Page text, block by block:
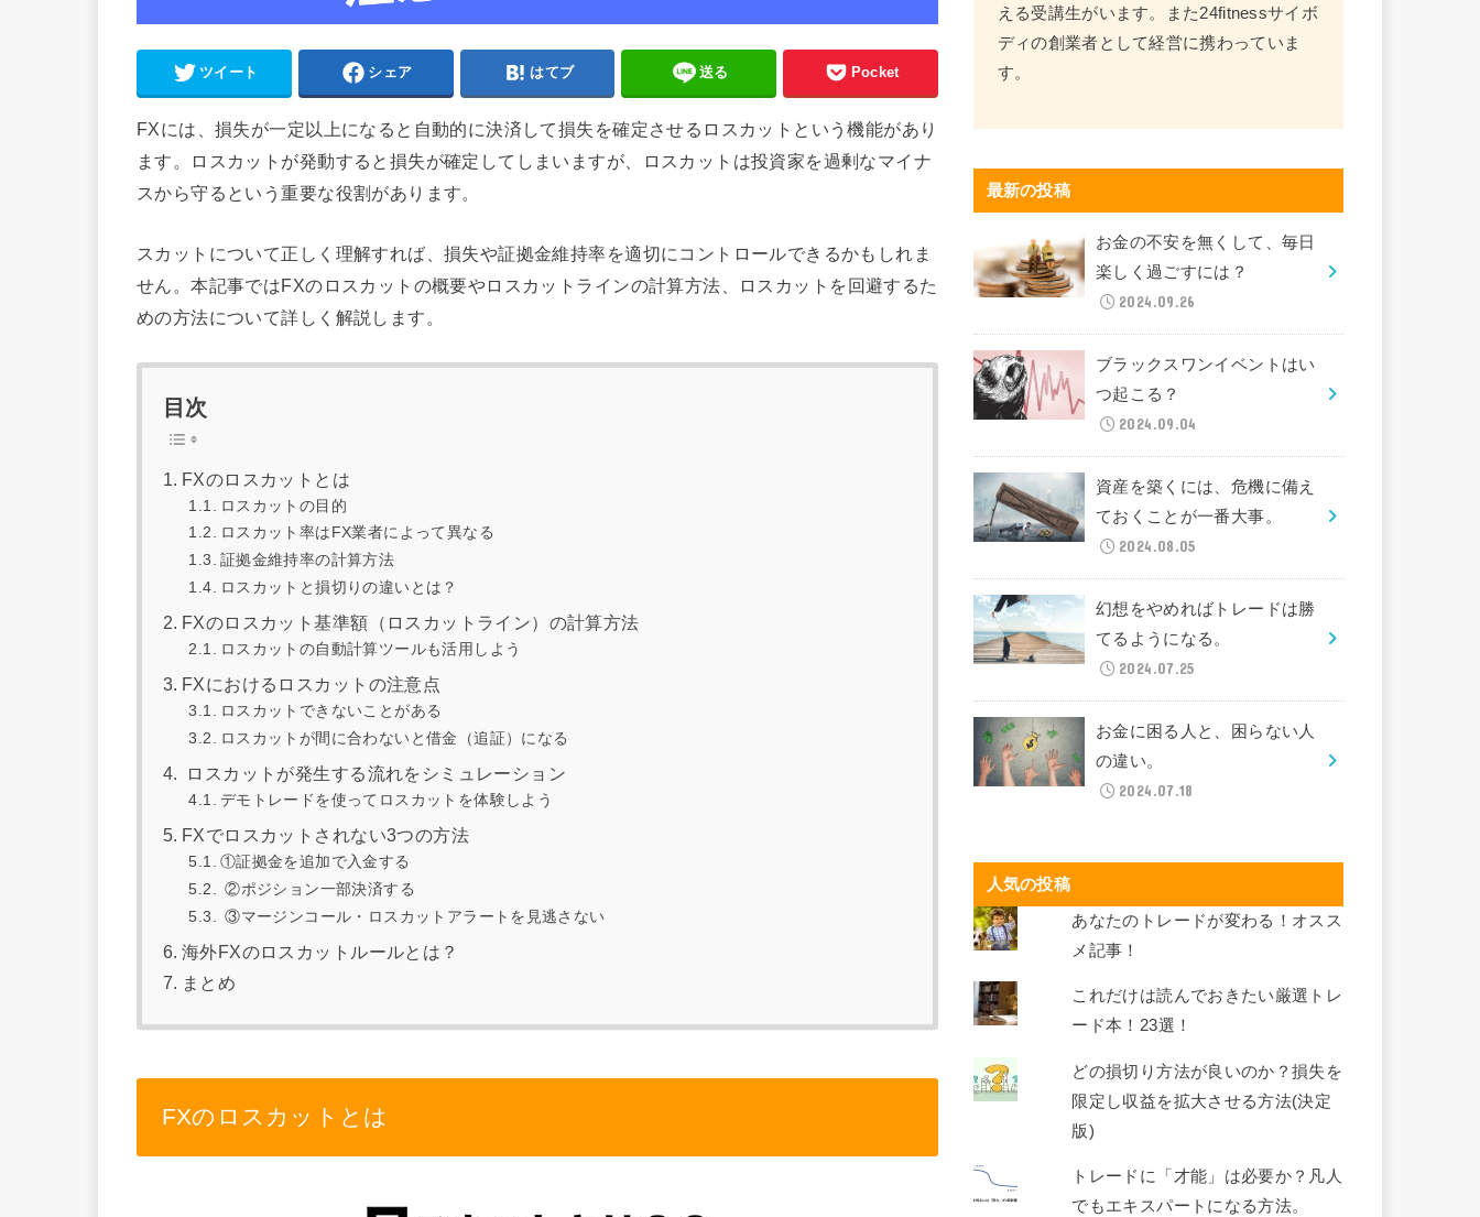
ツイート シェア はてブ 送る Pocket
FXには、損失が一定以上になると自動的に決済して損失を確定させるロスカットという機能があり
ます。ロスカットが発動すると損失が確定してしまいますが、ロスカットは投資家を過剰なマイナ
スから守るという重要な役割があります。
スカットについて正しく理解すれば、損失や証拠金維持率を適切にコントロールできるかもしれま
せん。本記事ではFXのロスカットの概要やロスカットラインの計算方法、ロスカットを回避するた
めの方法について詳しく解説します。
目次
FXのロスカットとは
ロスカットの目的
ロスカット率はFX業者によって異なる
証拠金維持率の計算方法
ロスカットと損切りの違いとは？
FXのロスカット基準額（ロスカットライン）の計算方法
ロスカットの自動計算ツールも活用しよう
FXにおけるロスカットの注意点
ロスカットできないことがある
ロスカットが間に合わないと借金（追証）になる
ロスカットが発生する流れをシミュレーション
デモトレードを使ってロスカットを体験しよう
FXでロスカットされない3つの方法
①証拠金を追加で入金する
②ポジション一部決済する
③マージンコール・ロスカットアラートを見逃さない
海外FXのロスカットルールとは？
まとめ
FXのロスカットとは
える受講生がいます。また24fitnessサイボ
ディの創業者として経営に携わっていま
す。
最新の投稿
お金の不安を無くして、毎日
楽しく過ごすには？
2024.09.26
ブラックスワンイベントはい
つ起こる？
2024.09.04
資産を築くには、危機に備え
ておくことが一番大事。
2024.08.05
幻想をやめればトレードは勝
てるようになる。
2024.07.25
お金に困る人と、困らない人
の違い。
2024.07.18
人気の投稿
あなたのトレードが変わる！オスス
メ記事！
これだけは読んでおきたい厳選トレ
ード本！23選！
どの損切り方法が良いのか？損失を
限定し収益を拡大させる方法(決定
版)
トレードに「才能」は必要か？凡人
でもエキスパートになる方法。